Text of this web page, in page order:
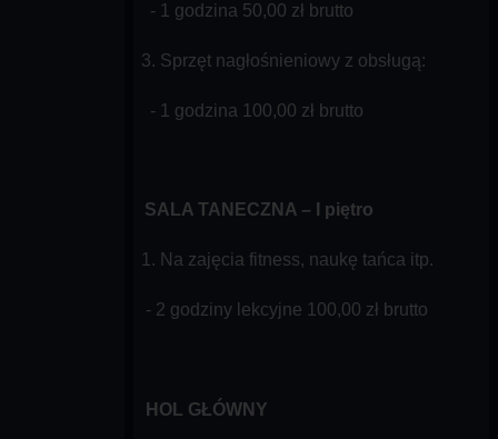
- 1 godzina 50,00 zł brutto
3. Sprzęt nagłośnieniowy z obsługą:
- 1 godzina 100,00 zł brutto
SALA TANECZNA – I piętro
1. Na zajęcia fitness, naukę tańca itp.
- 2 godziny lekcyjne 100,00 zł brutto
HOL GŁÓWNY